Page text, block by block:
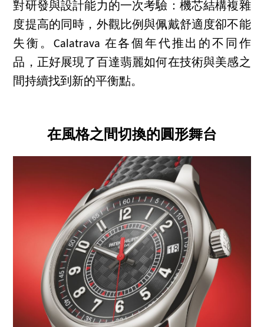
對研發與設計能力的一次考驗：機芯結構複雜
度提高的同時，外觀比例與佩戴舒適度卻不能
失衡。Calatrava 在各個年代推出的不同作
品，正好展現了百達翡麗如何在技術與美感之
間持續找到新的平衡點。
在風格之間切換的圓形舞台